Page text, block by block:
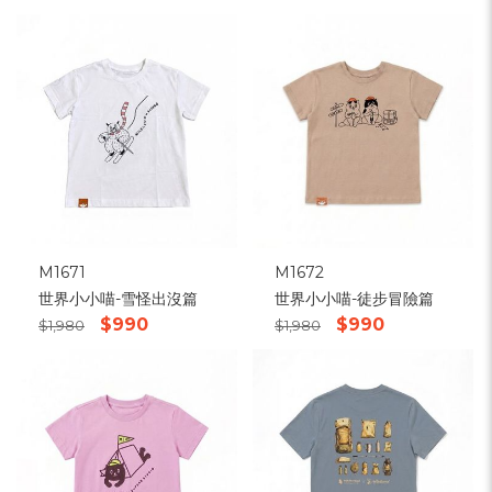
M1671
世界小小喵-雪怪出沒篇
$1,980 $990
M1672
世界小小喵-徒步冒險篇
$1,980 $990